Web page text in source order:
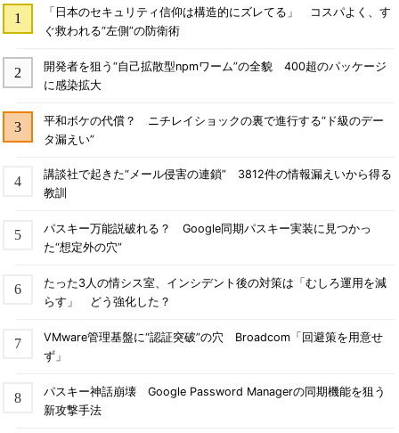
「日本のセキュリティ信仰は構造的にズレてる」 コスパよく、す
ぐ救われる“左側”の防衛術
開発者を狙う“自己拡散型npmワーム”の全貌 400超のパッケージ
に感染拡大
平和ボケの代償？ ニチレイショックの裏で進行する“ド級のデー
タ漏えい”
講談社で起きた“メール侵害の連鎖” 3812件の情報漏えいから得る
教訓
パスキー万能説破れる？ Google同期パスキー実装に見つかっ
た“想定外の穴”
たった3人の情シス室、インシデント後の対策は「むしろ運用を減
らす」 どう強化した？
VMware管理基盤に“認証突破”の穴 Broadcom「回避策を用意せ
ず」
パスキー神話崩壊 Google Password Managerの同期機能を狙う
新攻撃手法